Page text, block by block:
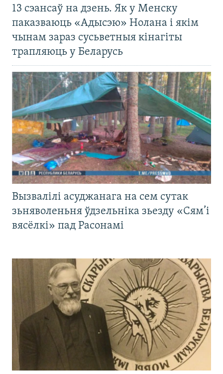
13 сэансаў на дзень. Як у Менску
паказваюць «Адысэю» Нолана і якім
чынам зараз сусьветныя кінагіты
трапляюць у Беларусь
Вызвалілі асуджанага на сем сутак
зьняволеньня ўдзельніка зьезду «Сям’і
вясёлкі» пад Расонамі